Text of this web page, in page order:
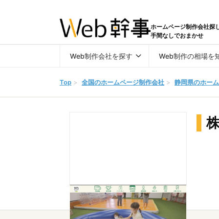
ホームページ制作会社探
手間なしでおまかせ
Web制作会社を探す Web制作の相場を
Top > 全国のホームページ制作会社 > 静岡県のホー